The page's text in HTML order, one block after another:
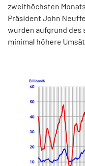
zweithöchsten
Präsident John
wurden aufgrund des
minimal höhere